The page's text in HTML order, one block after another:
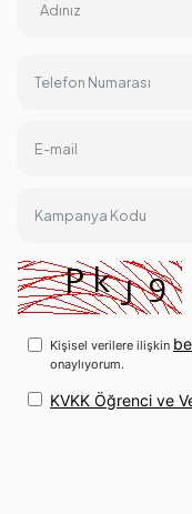
Adınız
Telefon Numarası
E-mail
Kampanya Kodu
Kişisel verilere ilişkin
onaylıyorum.
KVKK Öğrenci ve